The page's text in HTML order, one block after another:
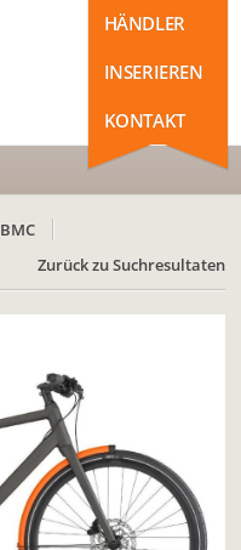
HÄNDLER
INSERIEREN
KONTAKT
BMC
Zurück zu Suchresultaten